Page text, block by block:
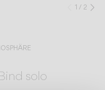
Zurück
1 / 2
solo